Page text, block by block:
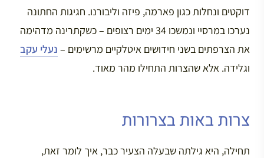
דוקטים ונחלות כגון פארמה, פיזה וליבורנו. חגיגות החתונה
נערכו במרסיי ונמשכו 34 ימים רצופים – כשקתרינה מדהימה
את הצרפתים בשני חידושים איטלקיים מרשימים – נעלי עקב
וגלידה. אלא שהצרות התחילו מהר מאוד.
צרות באות בצרורות
תחילה, היא גילתה שבעלה הצעיר כבר, איך לומר זאת,